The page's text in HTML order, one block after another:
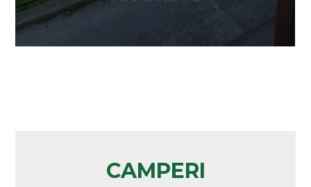
visita.
CAMPERI
Arredato